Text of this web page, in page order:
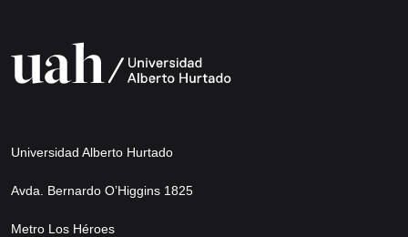
Universidad Alberto Hurtado
Avda. Bernardo O’Higgins 1825
Metro Los Héroes